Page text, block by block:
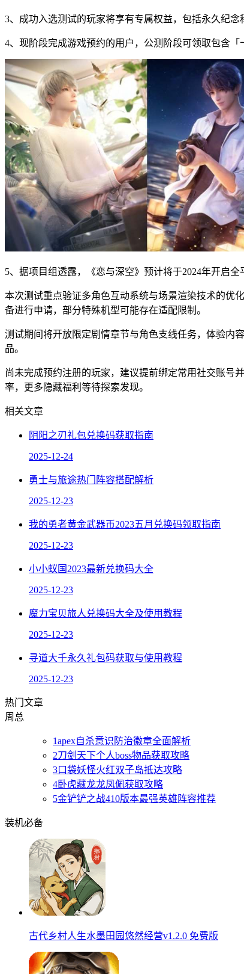
3、成功入选测试的玩家将享有专属权益，包括永久纪
4、现阶段完成游戏预约的用户，公测阶段可领取包含
5、据项目组透露，《恋与深空》预计将于2024年开启
本次测试重点验证多角色互动系统与场景渲染技术的优
备进行申请，部分特殊机型可能存在适配限制。
测试期间将开放限定剧情章节与角色支线任务，体验内
品。
尚未完成预约注册的玩家，建议提前绑定常用社交账号
率，更多隐藏福利等待探索发现。
相关文章
阴阳之刃礼包兑换码获取指南
2025-12-24
勇士与旅途热门阵容搭配解析
2025-12-23
我的勇者黄金武器币2023五月兑换码领取指南
2025-12-23
小小蚁国2023最新兑换码大全
2025-12-23
魔力宝贝旅人兑换码大全及使用教程
2025-12-23
寻道大千永久礼包码获取与使用教程
2025-12-23
热门文章
周 总
1apex自杀意识防治徽章全面解析
2刀剑天下个人boss物品获取攻略
3口袋妖怪火红双子岛抵达攻略
4卧虎藏龙龙凤佩获取攻略
5金铲铲之战410版本最强英雄阵容推荐
装机必备
古代乡村人生水墨田园悠然经营v1.2.0 免费版